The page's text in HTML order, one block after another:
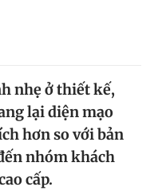
nhẹ ở thiết kế,
lại diện mạo
hơn so với bản
nhóm khách
cấp.